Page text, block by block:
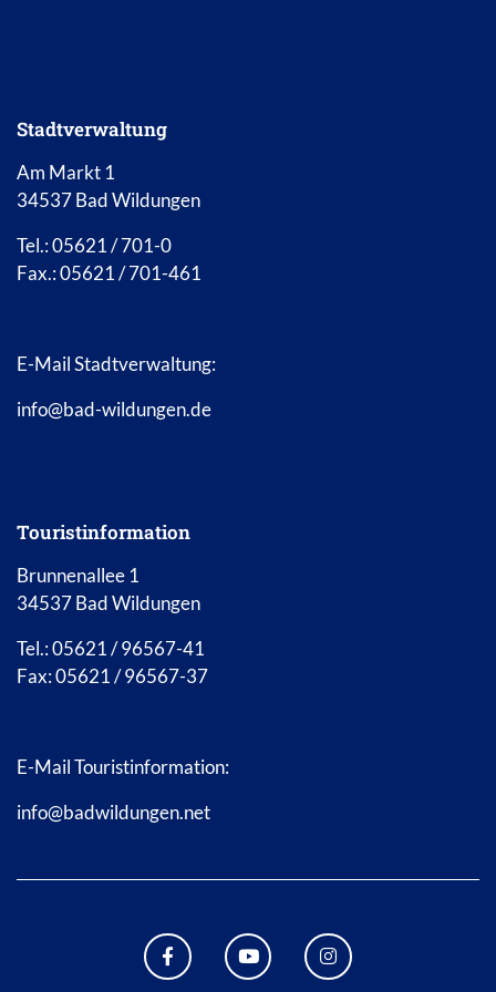
Stadtverwaltung
Am Markt 1
34537 Bad Wildungen
Tel.: 05621 / 701-0
Fax.: 05621 / 701-461
E-Mail Stadtverwaltung:
info@bad-wildungen.de
Touristinformation
Brunnenallee 1
34537 Bad Wildungen
Tel.: 05621 / 96567-41
Fax: 05621 / 96567-37
E-Mail Touristinformation:
info@badwildungen.net
FACEBOOK BAD WILDUNGEN
YOUTUBE KANAL STADT
INSTAGRAM